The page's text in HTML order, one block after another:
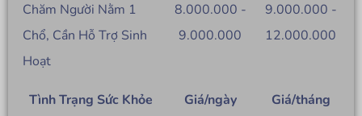
Chăm Người Nằm 1
Chổ, Cần Hỗ Trợ Sinh
Hoạt
8.000.000 -
9.000.000
9.000.000 -
12.000.000
Tình Trạng Sức Khỏe
Giá/ngày
Giá/tháng